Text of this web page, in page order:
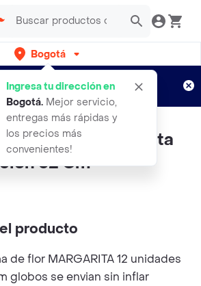
Bogotá
Ingresa tu dirección en
Bogotá. Mejor servicio,
entregas más rápidas y
los precios más
convenientes!
gratis por semanas
Aplican TyC
Forma De Margarita
52 Cm
producto
de flor MARGARITA 12 unidades
globos se envian sin inflar